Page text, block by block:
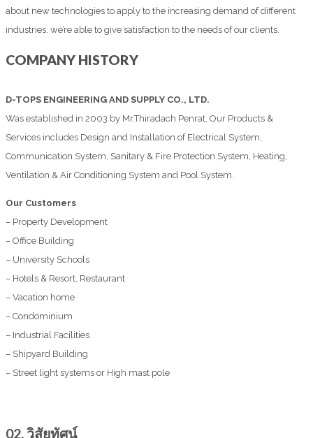
about new technologies to apply to the increasing demand of different
industries, we’re able to give satisfaction to the needs of our clients.
COMPANY HISTORY
D-TOPS ENGINEERING AND SUPPLY CO., LTD.
Was established in 2003 by Mr.Thiradach Penrat, Our Products &
Services includes Design and Installation of Electrical System,
Communication System, Sanitary & Fire Protection System, Heating,
Ventilation & Air Conditioning System and Pool System.
Our Customers
– Property Development
– Office Building
– University Schools
– Hotels & Resort, Restaurant
– Vacation home
– Condominium
– Industrial Facilities
– Shipyard Building
– Street light systems or High mast pole
02.วิสัยทัศน์